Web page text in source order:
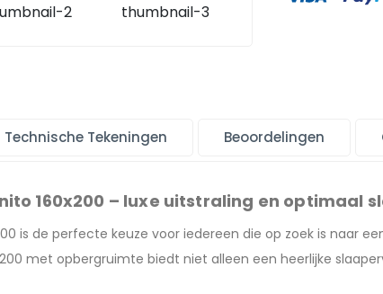
Technische Tekeningen Beoordelingen
160x200 – luxe uitstraling en optimaal
is de perfecte keuze voor iedereen die op zoek is naar
met opbergruimte biedt niet alleen een heerlijke